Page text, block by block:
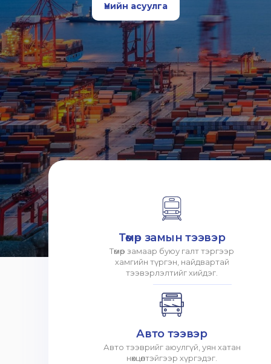
Үнийн асуулга
Төмөр замын тээвэр
Төмөр замаар буюу галт тэргээр
хамгийн түргэн, найдвартай
тээвэрлэлтийг хийдэг.
Авто тээвэр
Авто тээврийг аюулгүй, уян хатан
нөхцөлтэйгээр хүргэдэг.